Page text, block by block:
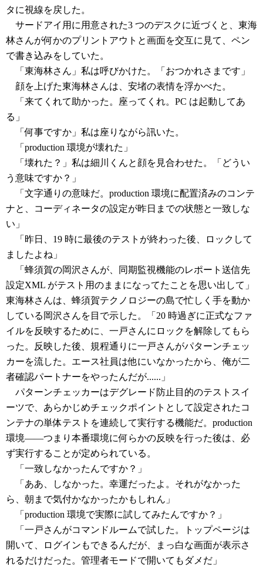
タに視線を戻した。
サードアイ用に用意された3 つのデスクに近づくと、東海
林さんが何かのプリントアウトと画面を交互に見て、ペン
で書き込みをしていた。
「東海林さん」私は呼びかけた。「おつかれさまです」
顔を上げた東海林さんは、安堵の表情を浮かべた。
「来てくれて助かった。座ってくれ。PC は起動してあ
る」
「何事ですか」私は座りながら訊いた。
「production 環境が壊れた」
「壊れた？」私は細川くんと顔を見合わせた。「どうい
う意味ですか？」
「文字通りの意味だ。production 環境に配置済みのコンテ
ナと、コーディネータの設定が昨日までの状態と一致しな
い」
「昨日、19 時に最後のテストが終わった後、ロックして
ましたよね」
「蜂須賀の岡沢さんが、同期監視機能のレポート送信先
設定XML がテスト用のままになってたことを思い出して」
東海林さんは、蜂須賀テクノロジーの島で忙しく手を動か
している岡沢さんを目で示した。「20 時過ぎに正式なファ
イルを反映するために、一戸さんにロックを解除してもら
った。反映した後、規程通りに一戸さんがパターンチェッ
カーを流した。エース社員は他にいなかったから、俺が二
者確認パートナーをやったんだが......」
パターンチェッカーはデグレード防止目的のテストスイ
ーツで、あらかじめチェックポイントとして設定されたコ
ンテナの単体テストを連続して実行する機能だ。production
環境――つまり本番環境に何らかの反映を行った後は、必
ず実行することが定められている。
「一致しなかったんですか？」
「ああ、しなかった。幸運だったよ。それがなかった
ら、朝まで気付かなかったかもしれん」
「production 環境で実際に試してみたんですか？」
「一戸さんがコマンドルームで試した。トップページは
開いて、ログインもできるんだが、まっ白な画面が表示さ
れるだけだった。管理者モードで開いてもダメだ」